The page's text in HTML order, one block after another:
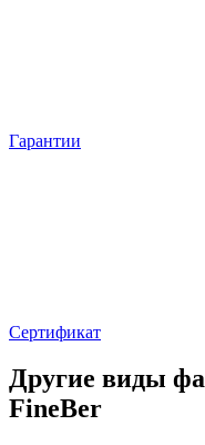
Гарантии
Сертификат
Другие виды
FineBer